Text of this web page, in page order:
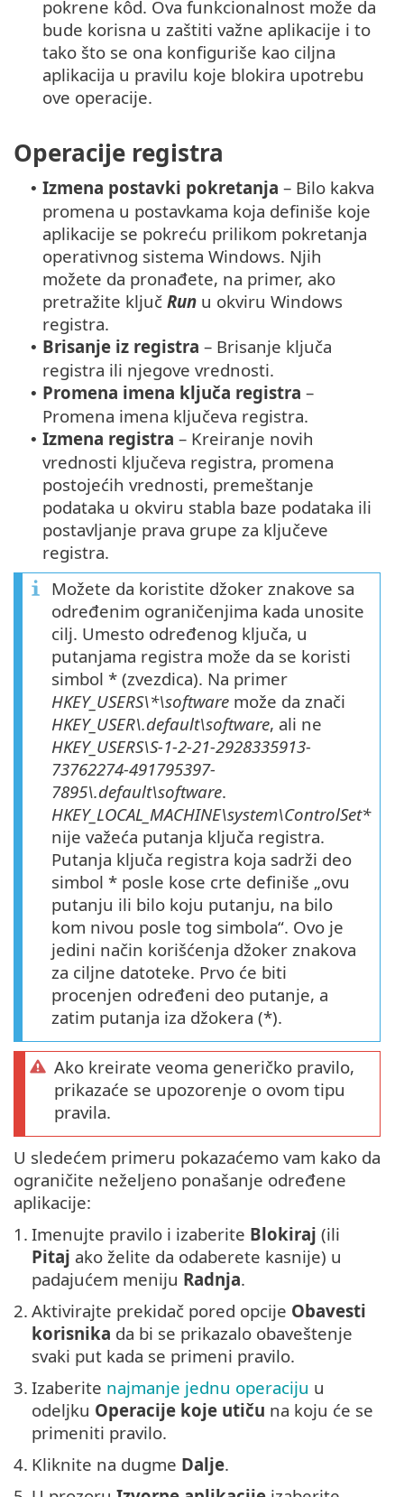
pokrene kôd. Ova funkcionalnost može da
bude korisna u zaštiti važne aplikacije i to
tako što se ona konfiguriše kao ciljna
aplikacija u pravilu koje blokira upotrebu
ove operacije.
Operacije registra
• Izmena postavki pokretanja – Bilo kakva
promena u postavkama koja definiše koje
aplikacije se pokreću prilikom pokretanja
operativnog sistema Windows. Njih
možete da pronađete, na primer, ako
pretražite ključ Run u okviru Windows
registra.
• Brisanje iz registra – Brisanje ključa
registra ili njegove vrednosti.
• Promena imena ključa registra –
Promena imena ključeva registra.
• Izmena registra – Kreiranje novih
vrednosti ključeva registra, promena
postojećih vrednosti, premeštanje
podataka u okviru stabla baze podataka ili
postavljanje prava grupe za ključeve
registra.
Možete da koristite džoker znakove sa
određenim ograničenjima kada unosite
cilj. Umesto određenog ključa, u
putanjama registra može da se koristi
simbol * (zvezdica). Na primer
HKEY_USERS\*\software može da znači
HKEY_USER\.default\software, ali ne
HKEY_USERS\S-1-2-21-2928335913-
73762274-491795397-
7895\.default\software.
HKEY_LOCAL_MACHINE\system\ControlSet*
nije važeća putanja ključa registra.
Putanja ključa registra koja sadrži deo
simbol * posle kose crte definiše „ovu
putanju ili bilo koju putanju, na bilo
kom nivou posle tog simbola“. Ovo je
jedini način korišćenja džoker znakova
za ciljne datoteke. Prvo će biti
procenjen određeni deo putanje, a
zatim putanja iza džokera (*).
Ako kreirate veoma generičko pravilo,
prikazaće se upozorenje o ovom tipu
pravila.
U sledećem primeru pokazaćemo vam kako da
ograničite neželjeno ponašanje određene
aplikacije:
1. Imenujte pravilo i izaberite Blokiraj (ili
Pitaj ako želite da odaberete kasnije) u
padajućem meniju Radnja.
2. Aktivirajte prekidač pored opcije Obavesti
korisnika da bi se prikazalo obaveštenje
svaki put kada se primeni pravilo.
3. Izaberite najmanje jednu operaciju u
odeljku Operacije koje utiču na koju će se
primeniti pravilo.
4. Kliknite na dugme Dalje.